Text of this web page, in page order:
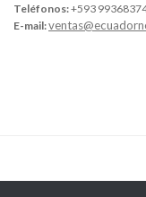
Teléfonos:+593
E-mail: